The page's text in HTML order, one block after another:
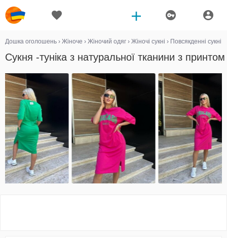
Дошка оголошень › Жіноче › Жіночий одяг › Жіночі сукні › Повсякденні сукні
Сукня -туніка з натуральної тканини з принтом